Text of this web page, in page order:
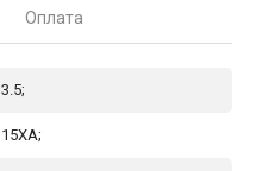
Оплата
3.5;
15ХА;